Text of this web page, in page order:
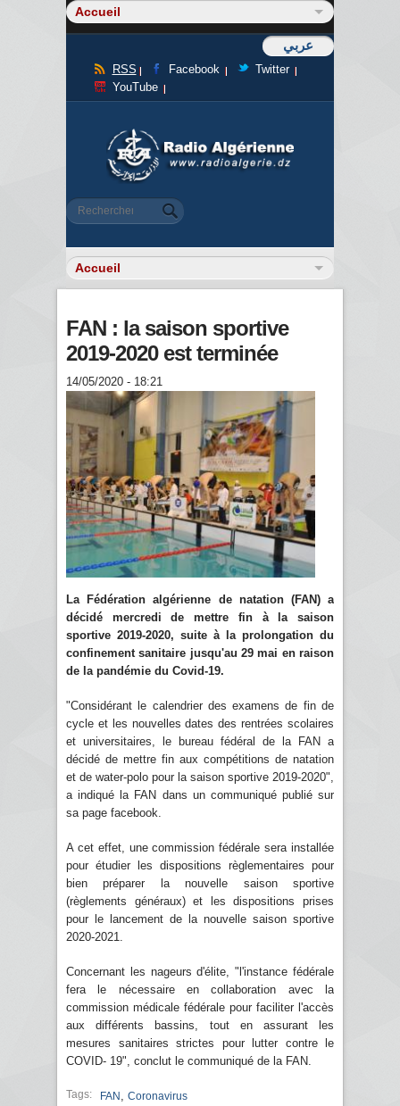
عربي
RSS Facebook
Twitter
YouTube
Formulaire de recherche
Rechercher
FAN : la saison sportive
2019-2020 est terminée
14/05/2020 - 18:21
La Fédération algérienne de natation (FAN) a
décidé mercredi de mettre fin à la saison
sportive 2019-2020, suite à la prolongation du
confinement sanitaire jusqu'au 29 mai en raison
de la pandémie du Covid-19.
"Considérant le calendrier des examens de fin de
cycle et les nouvelles dates des rentrées scolaires
et universitaires, le bureau fédéral de la FAN a
décidé de mettre fin aux compétitions de natation
et de water-polo pour la saison sportive 2019-2020",
a indiqué la FAN dans un communiqué publié sur
sa page facebook.
A cet effet, une commission fédérale sera installée
pour étudier les dispositions règlementaires pour
bien préparer la nouvelle saison sportive
(règlements généraux) et les dispositions prises
pour le lancement de la nouvelle saison sportive
2020-2021.
Concernant les nageurs d'élite, "l'instance fédérale
fera le nécessaire en collaboration avec la
commission médicale fédérale pour faciliter l'accès
aux différents bassins, tout en assurant les
mesures sanitaires strictes pour lutter contre le
COVID- 19", conclut le communiqué de la FAN.
Tags: FAN Coronavirus